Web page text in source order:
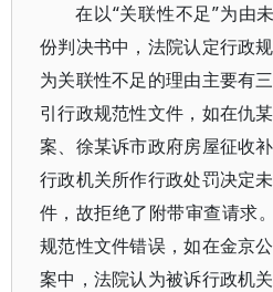
在以“关联性不足”为由
份判决书中，法院认定行政
为关联性不足的理由主要有
引行政规范性文件，如在仇
案、徐某诉市政府房屋征收
行政机关所作行政处罚决定
件，故拒绝了附带审查请求
规范性文件错误，如在金京
案中，法院认为被诉行政机